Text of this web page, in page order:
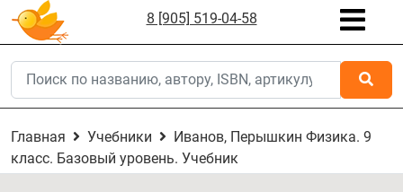
8 [905] 519-04-58
Главная Учебники
Иванов, Перышкин Физика. 9
класс. Базовый уровень. Учебник